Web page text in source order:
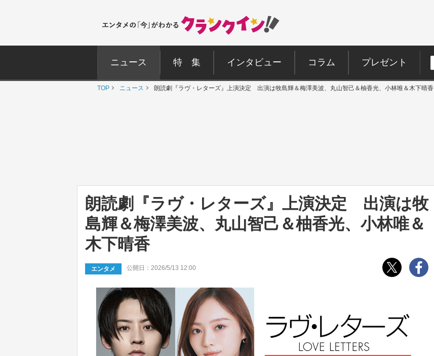
ニュース 特 集 インタビュー コラム プレゼント
TOP ニュース 朗読劇『ラヴ・レターズ』上演決定 出演は牧島輝＆梅澤美波、丸山智己＆柚香光、小林唯＆木下晴香
朗読劇『ラヴ・レターズ』上演決定 出演は牧
島輝＆梅澤美波、丸山智己＆柚香光、小林唯＆
木下晴香
エンタメ 公開日：2026/5/13 12:00